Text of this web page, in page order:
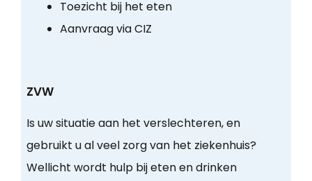
Toezicht bij het eten
Aanvraag via CIZ
ZVW
Is uw situatie aan het verslechteren, en
gebruikt u al veel zorg van het ziekenhuis?
Wellicht wordt hulp bij eten en drinken